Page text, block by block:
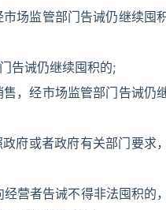
场监管部门告诫仍继续囤
告诫仍继续囤积的;
，经市场监管部门告诫仍
府或者政府有关部门要求
营者告诫不得非法囤积的